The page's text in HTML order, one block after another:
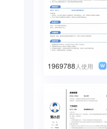
1969788 人使用